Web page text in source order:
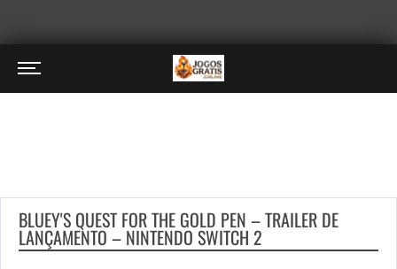
BLUEY'S QUEST FOR THE GOLD PEN – TRAILER DE
LANÇAMENTO – NINTENDO SWITCH 2